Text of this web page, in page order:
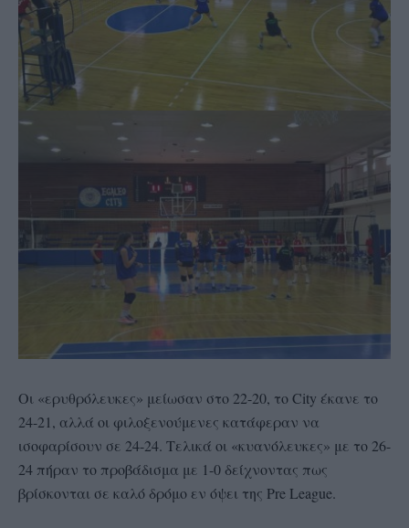
Οι «ερυθρόλευκες» μείωσαν στο 22-20, το City έκανε το
24-21, αλλά οι φιλοξενούμενες κατάφεραν να
ισοφαρίσουν σε 24-24. Τελικά οι «κυανόλευκες» με το 26-
24 πήραν το προβάδισμα με 1-0 δείχνοντας πως
βρίσκονται σε καλό δρόμο εν όψει της Pre League.